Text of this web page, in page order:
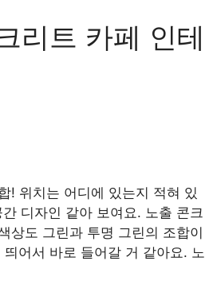
리트 카페 인테
! 위치는 어디에 있는지 적혀 있
디자인 같아 보여요. 노출 콘크
상도 그린과 투명 그린의 조합이
어서 바로 들어갈 거 같아요. 노